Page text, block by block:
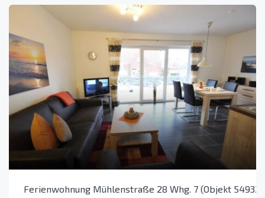
Ferienwohnung Mühlenstraße 28 Whg. 7 (Objekt 54932)